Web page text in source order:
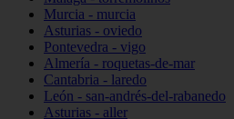
Murcia - murcia
Asturias - oviedo
Pontevedra - vigo
Almería - roquetas-de-mar
Cantabria - laredo
León - san-andrés-del-rabanedo
Asturias - aller